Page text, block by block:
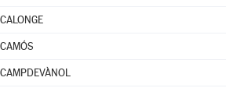
CALONGE
CAMÓS
CAMPDEVÀNOL